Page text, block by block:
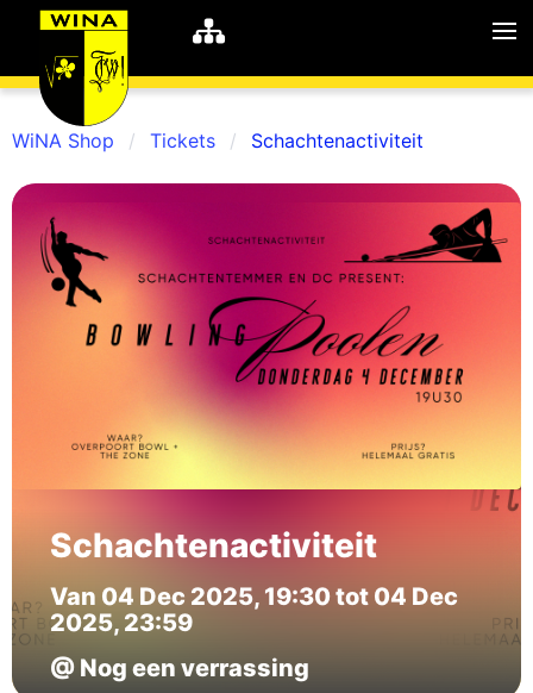
WiNA MyWiNA
Career
Shop
Studie
Home
Schachten
WiNA Shop Tickets Schachtenactiviteit
Schachtenactiviteit
Van 04 Dec 2025, 19:30 tot 04 Dec
2025, 23:59
@ Nog een verrassing